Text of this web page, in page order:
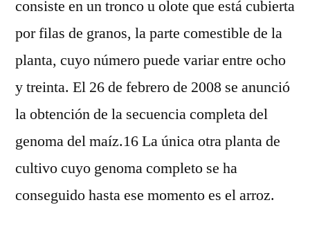
consiste en un tronco u olote que está cubierta
por filas de granos, la parte comestible de la
planta, cuyo número puede variar entre ocho
y treinta. El 26 de febrero de 2008 se anunció
la obtención de la secuencia completa del
genoma del maíz.16 La única otra planta de
cultivo cuyo genoma completo se ha
conseguido hasta ese momento es el arroz.